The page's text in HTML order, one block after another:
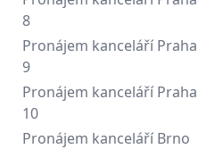
8
Pronájem kanceláří Praha
9
Pronájem kanceláří Praha
10
Pronájem kanceláří Brno